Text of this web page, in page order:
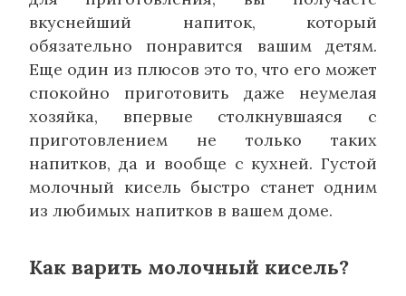
вкуснейший напиток, который
обязательно понравится вашим детям.
Еще один из плюсов это то, что его может
спокойно приготовить даже неумелая
хозяйка, впервые столкнувшаяся с
приготовлением не только таких
напитков, да и вообще с кухней. Густой
молочный кисель быстро станет одним
из любимых напитков в вашем доме.
Как варить молочный кисель?